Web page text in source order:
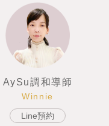
AySu調和導師
Winnie
Line預約